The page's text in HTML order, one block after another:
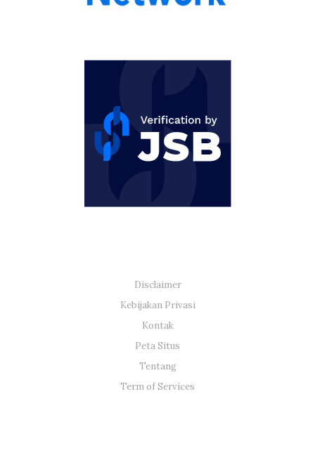
Disclaimer
Kebijakan Privasi
Kontak
Peta Situs
Tentang
Term of Services